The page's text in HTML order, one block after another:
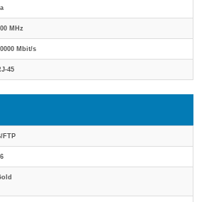
MHz
Mbit/s
45
FTP